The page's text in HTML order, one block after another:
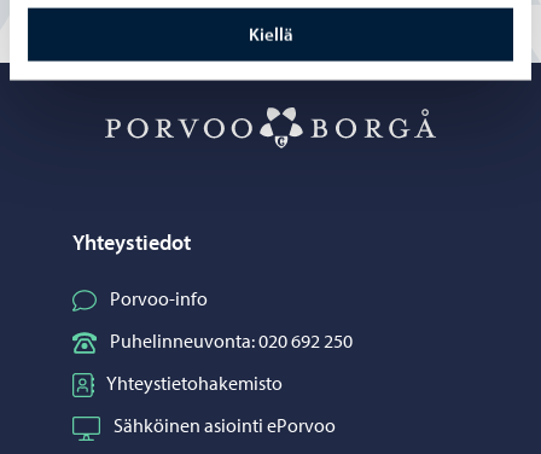
Kiellä
Yhteystiedot
Porvoo-info
Puhelinneuvonta: 020 692 250
Yhteystietohakemisto
Sähköinen asiointi ePorvoo